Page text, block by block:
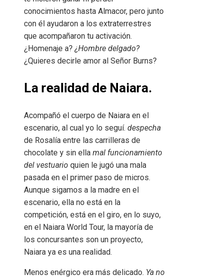
conocimientos hasta Almacor, pero junto
con él ayudaron a los extraterrestres
que acompañaron tu activación.
¿Homenaje a?¿Hombre delgado?
¿Quieres decirle amor al Señor Burns?
La realidad de Naiara.
Acompañó el cuerpo de Naiara en el
escenario, al cual yo lo seguí. despecha
de Rosalía entre las carrilleras de
chocolate y sin ella mal funcionamiento
del vestuario quien le jugó una mala
pasada en el primer paso de micros.
Aunque sigamos a la madre en el
escenario, ella no está en la
competición, está en el giro, en lo suyo,
en el Naiara World Tour, la mayoría de
los concursantes son un proyecto,
Naiara ya es una realidad.
Menos enérgico era más delicado. Ya no